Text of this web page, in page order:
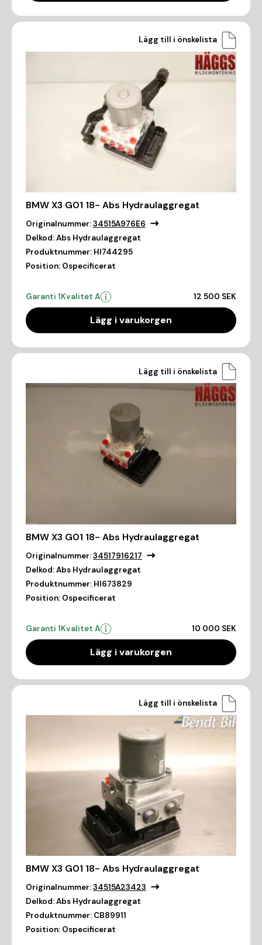
Lägg till i önskelista
BMW X3 G01 18- Abs Hydraulaggregat
Originalnummer:34515A976E6
Delkod:Abs Hydraulaggregat
Produktnummer: HI744295
Position: Ospecificerat
Garanti 1Kvalitet A 12 500 SEK
Lägg i varukorgen
Lägg till i önskelista
BMW X3 G01 18- Abs Hydraulaggregat
Originalnummer:34517916217
Delkod:Abs Hydraulaggregat
Produktnummer: HI673829
Position: Ospecificerat
Garanti 1Kvalitet A 10 000 SEK
Lägg i varukorgen
Lägg till i önskelista
BMW X3 G01 18- Abs Hydraulaggregat
Originalnummer:34515A23423
Delkod:Abs Hydraulaggregat
Produktnummer: CB89911
Position: Ospecificerat